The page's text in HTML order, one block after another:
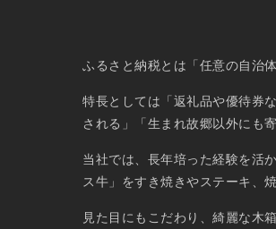
ふるさと納税とは「任意の自治
特長としては「返礼品や優待券
される」「生まれ故郷以外にも
当社では、長年培った経験を活
ス牛」をすき焼きやステーキ、
見た目にもこだわり、綺麗な木